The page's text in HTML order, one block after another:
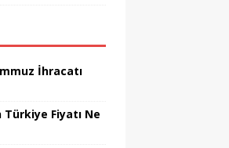
İhracatı
Fiyatı Ne